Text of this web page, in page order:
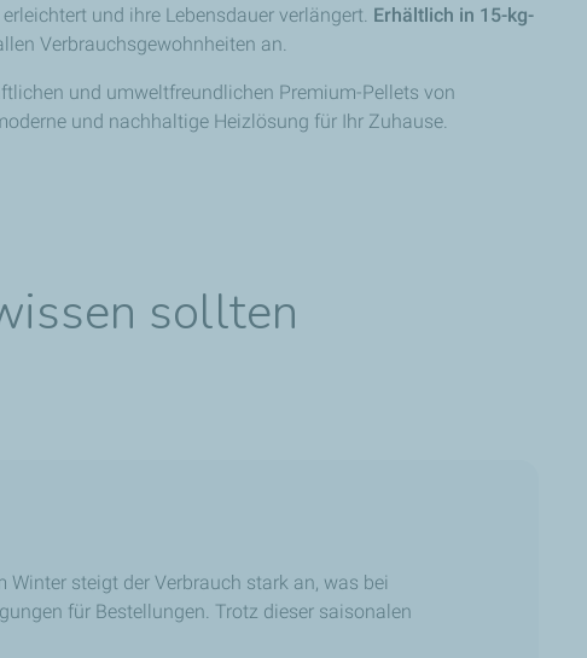
und ihre Lebensdauer verlängert. Erhältlich in 15-kg-
Verbrauchsgewohnheiten an.
und umweltfreundlichen Premium-Pellets von
und nachhaltige Heizlösung für Ihr Zuhause.
sollten
steigt der Verbrauch stark an, was bei
für Bestellungen. Trotz dieser saisonalen